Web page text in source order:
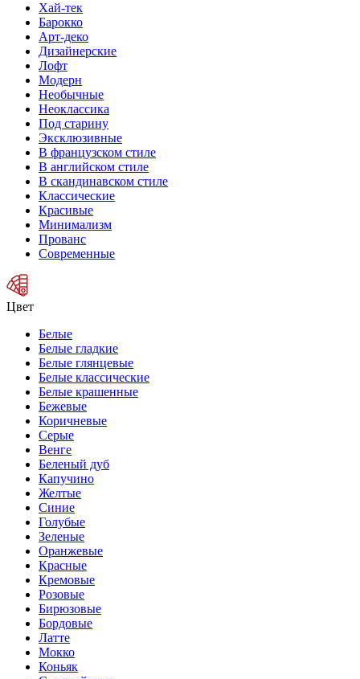
Хай-тек
Барокко
Арт-деко
Дизайнерские
Лофт
Модерн
Необычные
Неоклассика
Под старину
Эксклюзивные
В французском стиле
В английском стиле
В скандинавском стиле
Классические
Красивые
Минимализм
Прованс
Современные
Цвет
Белые
Белые гладкие
Белые глянцевые
Белые классические
Белые крашенные
Бежевые
Коричневые
Серые
Венге
Беленый дуб
Капучино
Желтые
Синие
Голубые
Зеленые
Оранжевые
Красные
Кремовые
Розовые
Бирюзовые
Бордовые
Латте
Мокко
Коньяк